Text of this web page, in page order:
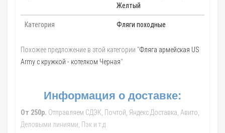
Желтый
Категория Фляги походные
Похожее предложение в этой категории "Фляга армейская US
Army с кружкой - котелком Черная".
Информация о доставке:
От 250р. Отправляем СДЭК, Почтой, Яндекс.Доставка, Авито,
Деловыми линиями, Пэк и т.д.